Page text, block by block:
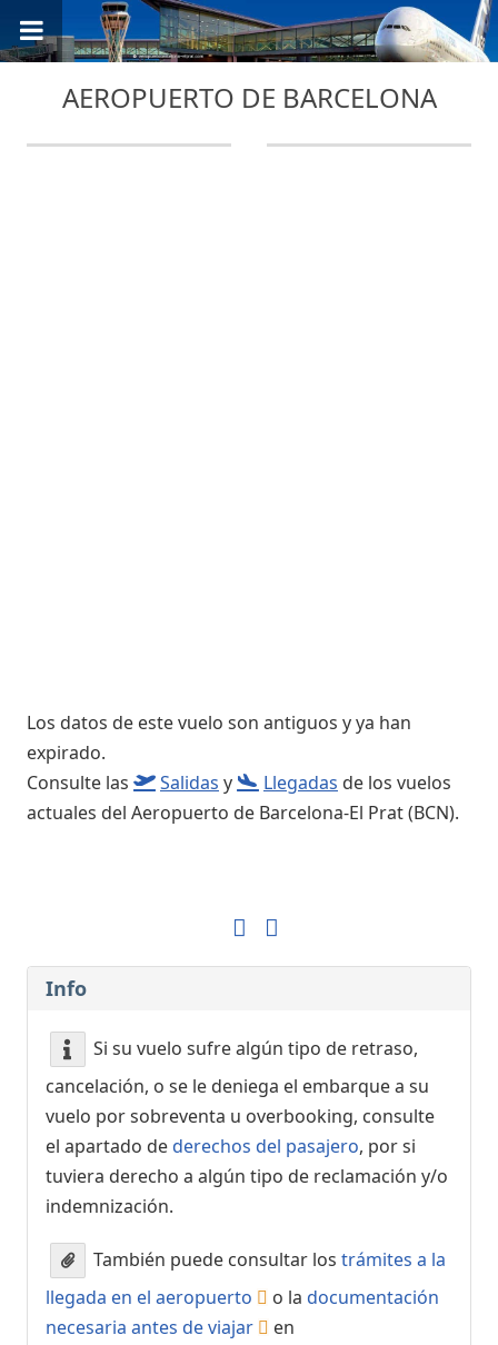
AEROPUERTO DE BARCELONA
Los datos de este vuelo son antiguos y ya han
expirado.
Consulte las
Salidas y Llegadas de los vuelos
actuales del Aeropuerto de Barcelona-El Prat (BCN).
Info
Si su vuelo sufre algún tipo de retraso,
cancelación, o se le deniega el embarque a su
vuelo por sobreventa u overbooking, consulte
el apartado dederechos del pasajero, por si
tuviera derecho a algún tipo de reclamación y/o
indemnización.
También puede consultar los trámites a la
llegada en el aeropuerto
o la documentación
necesaria antes de viajar
en